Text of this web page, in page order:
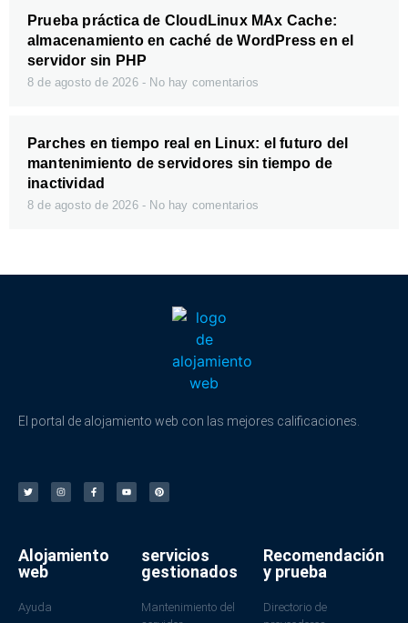
Prueba práctica de CloudLinux MAx Cache:
almacenamiento en caché de WordPress en el
servidor sin PHP
8 de agosto de 2026 No hay comentarios
Parches en tiempo real en Linux: el futuro del
mantenimiento de servidores sin tiempo de
inactividad
8 de agosto de 2026 No hay comentarios
El portal de alojamiento web con las mejores calificaciones.
Alojamiento
web
Ayuda
servicios
gestionados
Mantenimiento del
Recomendación
y prueba
Directorio de